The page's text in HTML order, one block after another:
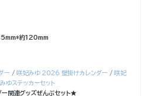
約120mm
ー / 咲妃みゆ 2026 壁掛けカレンダー / 咲妃
ゆステッカーセット
関連グッズぜんぶセット★